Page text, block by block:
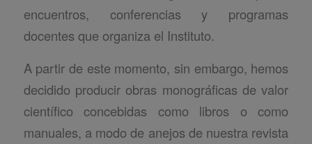
encuentros, conferencias y programas
docentes que organiza el Instituto.
A partir de este momento, sin embargo, hemos
decidido producir obras monográficas de valor
científico concebidas como libros o como
manuales, a modo de anejos de nuestra revista